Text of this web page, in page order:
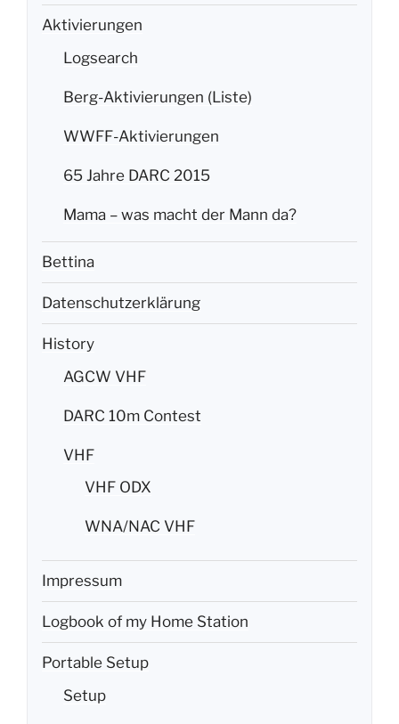
Aktivierungen
Logsearch
Berg-Aktivierungen (Liste)
WWFF-Aktivierungen
65 Jahre DARC 2015
Mama – was macht der Mann da?
Bettina
Datenschutzerklärung
History
AGCW VHF
DARC 10m Contest
VHF
VHF ODX
WNA/NAC VHF
Impressum
Logbook of my Home Station
Portable Setup
Setup